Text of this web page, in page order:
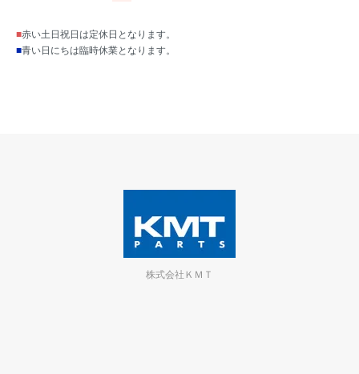
■赤い土日祝日は定休日となります。
■青い日にちは臨時休業となります。
株式会社ＫＭＴ